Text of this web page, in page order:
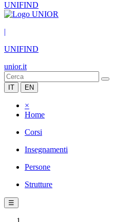
UNIFIND
|
UNIFIND
unior.it
IT EN
×
Home
Corsi
Insegnamenti
Persone
Strutture
☰